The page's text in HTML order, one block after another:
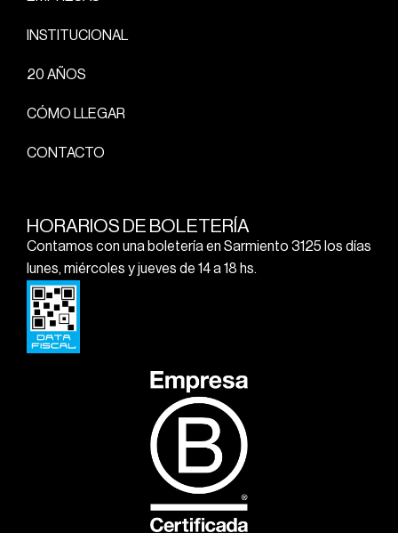
INSTITUCIONAL
20 AÑOS
CÓMO LLEGAR
CONTACTO
HORARIOS DE BOLETERÍA
Contamos con una boletería en Sarmiento 3125 los días
lunes, miércoles y jueves de 14 a 18 hs.